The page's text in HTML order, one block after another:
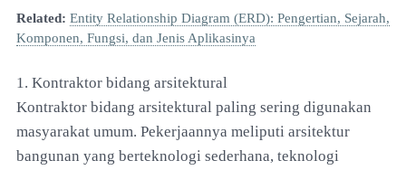
Related: Entity Relationship Diagram (ERD): Pengertian, Sejarah,
Komponen, Fungsi, dan Jenis Aplikasinya
1. Kontraktor bidang arsitektural
Kontraktor bidang arsitektural paling sering digunakan
masyarakat umum. Pekerjaannya meliputi arsitektur
bangunan yang berteknologi sederhana, teknologi